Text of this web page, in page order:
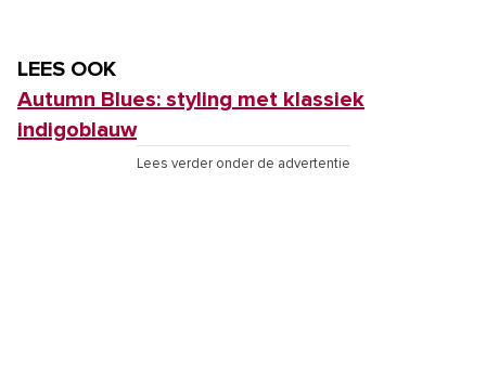
LEES OOK
Autumn Blues: styling met klassiek
indigoblauw
Lees verder onder de advertentie